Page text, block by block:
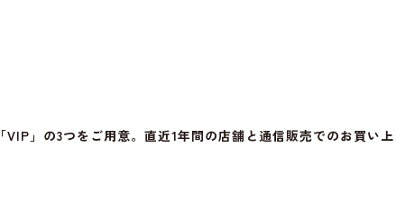
」の3つをご用意。直近1年間の店舗と通信販売でのお買い